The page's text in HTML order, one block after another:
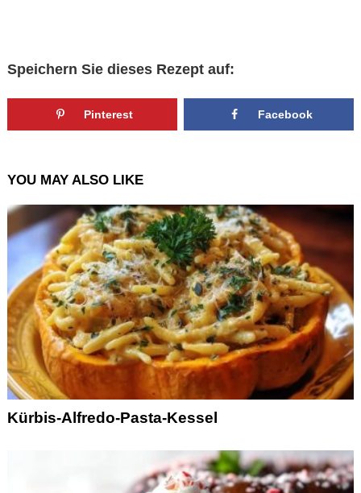
Speichern Sie dieses Rezept auf:
Pinterest Facebook
YOU MAY ALSO LIKE
Kürbis-Alfredo-Pasta-Kessel